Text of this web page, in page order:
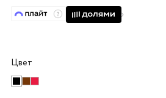
Цвет
недели